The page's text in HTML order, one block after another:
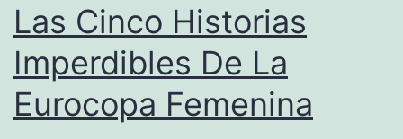
Las Cinco Historias
Imperdibles De La
Eurocopa Femenina